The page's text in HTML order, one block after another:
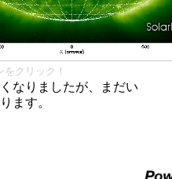
クリック！
なりましたが、まだい
ます。